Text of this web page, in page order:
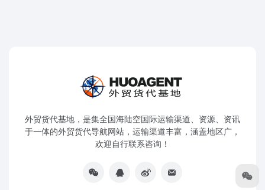
外贸货代基地，是集全国海陆空国际运输渠道、资源、资讯
于一体的外贸货代导航网站，运输渠道丰富，涵盖地区广，
欢迎自行联系咨询！